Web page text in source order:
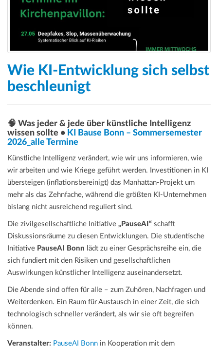
Wie KI-Entwicklung sich selbst
beschleunigt
🧠 Was jeder & jede über künstliche Intelligenz
wissen sollte • KI Bause Bonn – Sommersemester
2026_alle Termine
Künstliche Intelligenz verändert, wie wir uns informieren, wie
wir arbeiten und wie Kriege geführt werden. Investitionen in KI
übersteigen (inflationsbereinigt) das Manhattan-Projekt um
mehr als das Zehnfache, während die größten KI-Unternehmen
bislang nicht ausreichend reguliert sind.
Die zivilgesellschaftliche Initiative „PauseAI“ schafft
Diskussionsräume zu diesen Entwicklungen. Die studentische
Initiative PauseAI Bonn lädt zu einer Gesprächsreihe ein, die
sich fundiert mit den Risiken und gesellschaftlichen
Auswirkungen künstlicher Intelligenz auseinandersetzt.
Die Abende sind offen für alle – zum Zuhören, Nachfragen und
Weiterdenken. Ein Raum für Austausch in einer Zeit, die sich
technologisch schneller verändert, als wir sie oft begreifen
können.
Veranstalter: PauseAI Bonn in Kooperation mit dem